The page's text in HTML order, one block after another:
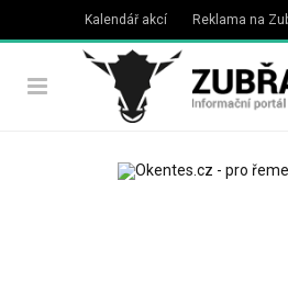
Kalendář akcí Reklama na